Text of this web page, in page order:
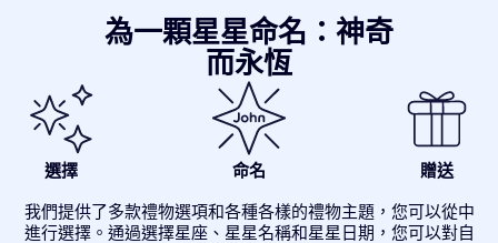
為一顆星星命名：神奇
而永恆
選擇 命名 贈送
我們提供了多款禮物選項和各種各樣的禮物主題，您可以從中
進行選擇。通過選擇星座、星星名稱和星星日期，您可以對自